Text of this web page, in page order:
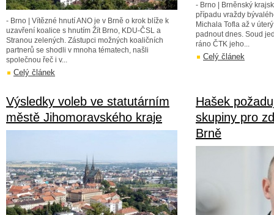
- Brno | Vítězné hnutí ANO je v Brně o krok blíže k
uzavření koalice s hnutím Žít Brno, KDU-ČSL a
Stranou zelených. Zástupci možných koaličních
partnerů se shodli v mnoha tématech, našli
společnou řeč i v...
Celý článek
- Brno | Brněnský
případu vraždy
Michala Tofla až v
padnout dnes. Soud
ráno ČTK jeho...
Celý článek
Výsledky voleb ve statutárním
městě Jihomoravského kraje
Hašek
skupiny pro
Brně